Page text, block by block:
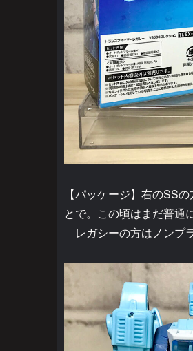
【パッケージ】右のSS
とで。この頃はまだ普通
レガシーの方はノンプ